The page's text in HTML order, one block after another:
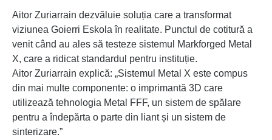
Aitor Zuriarrain dezvăluie soluția care a transformat
viziunea Goierri Eskola în realitate. Punctul de cotitură a
venit când au ales să testeze sistemul Markforged Metal
X, care a ridicat standardul pentru instituție.
Aitor Zuriarrain explică: „Sistemul Metal X este compus
din mai multe componente: o imprimantă 3D care
utilizează tehnologia Metal FFF, un sistem de spălare
pentru a îndepărta o parte din liant și un sistem de
sinterizare.”